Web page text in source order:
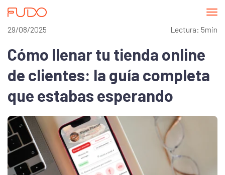
29/08/2025 Lectura: 5min
Cómo llenar tu tienda online
de clientes: la guía completa
que estabas esperando